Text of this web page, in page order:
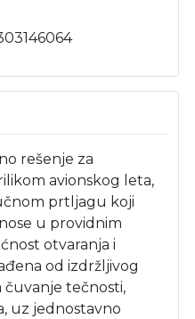
rešenje za
avionskog leta,
prtljagu koji
u providnim
otvaranja i
od izdržljivog
čuvanje tečnosti,
uz jednostavno